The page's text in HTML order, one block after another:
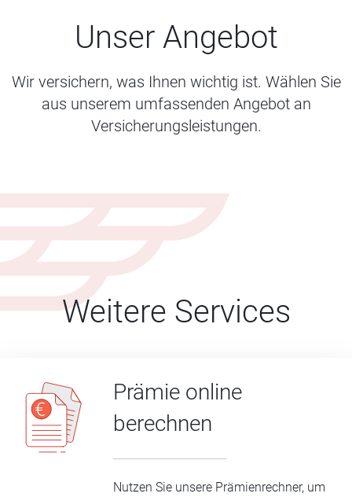
Unser Angebot
Wir versichern, was Ihnen wichtig ist. Wählen Sie
aus unserem umfassenden Angebot an
Versicherungsleistungen.
Weitere Services
Prämie online
berechnen
Nutzen Sie unsere Prämienrechner, um